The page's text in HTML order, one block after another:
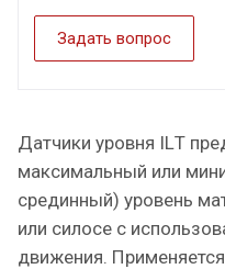
Задать вопрос
Датчики уровня ILТ
максимальный или
срединный) уровень
или силосе с
движения.